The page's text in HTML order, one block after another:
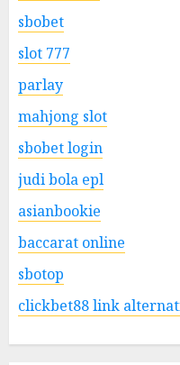
sbobet
slot 777
parlay
mahjong slot
sbobet login
judi bola epl
asianbookie
baccarat online
sbotop
clickbet88 link